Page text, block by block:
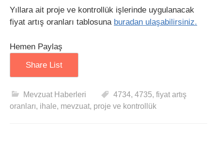
Yıllara ait proje ve kontrollük işlerinde uygulanacak
fiyat artış oranları tablosuna buradan ulaşabilirsiniz.
Hemen Paylaş
Share List
Mevzuat Haberleri 4734, 4735, fiyat artış
oranları, ihale, mevzuat, proje ve kontrollük